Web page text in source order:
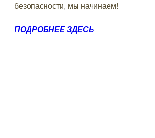
безопасности, мы начинаем!
ПОДРОБНЕЕ ЗДЕСЬ